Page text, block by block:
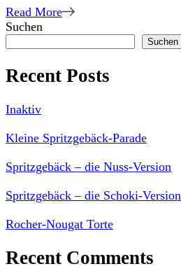
Read More
Suchen
Suchen
Recent Posts
Inaktiv
Kleine Spritzgebäck-Parade
Spritzgebäck – die Nuss-Version
Spritzgebäck – die Schoki-Version
Rocher-Nougat Torte
Recent Comments